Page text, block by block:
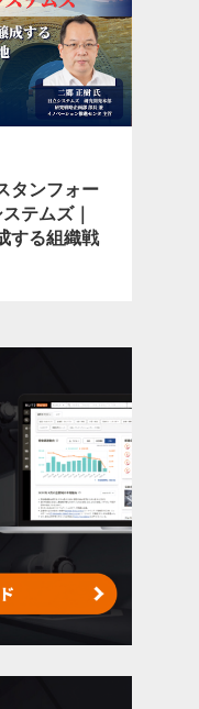
タンフォー
テムズ｜
する組織戦